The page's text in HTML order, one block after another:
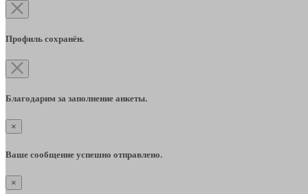
Профиль сохранён.
Благодарим за заполнение анкеты.
×
Ваше сообщение успешно отправлено.
×